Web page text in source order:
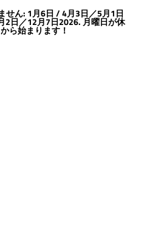
せん: 1月6日 / 4月3日／5月1日
2日／12月7日2026. 月曜日が休
ら始まります！